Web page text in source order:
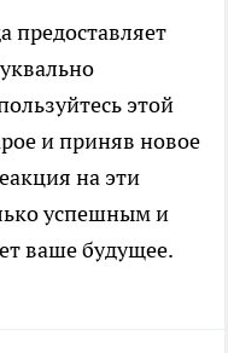
предоставляет
этой
и приняв новое
на эти
успешным и
ваше будущее.